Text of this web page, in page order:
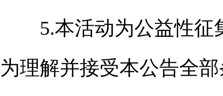
5.本活动为公益性征
为理解并接受本公告全